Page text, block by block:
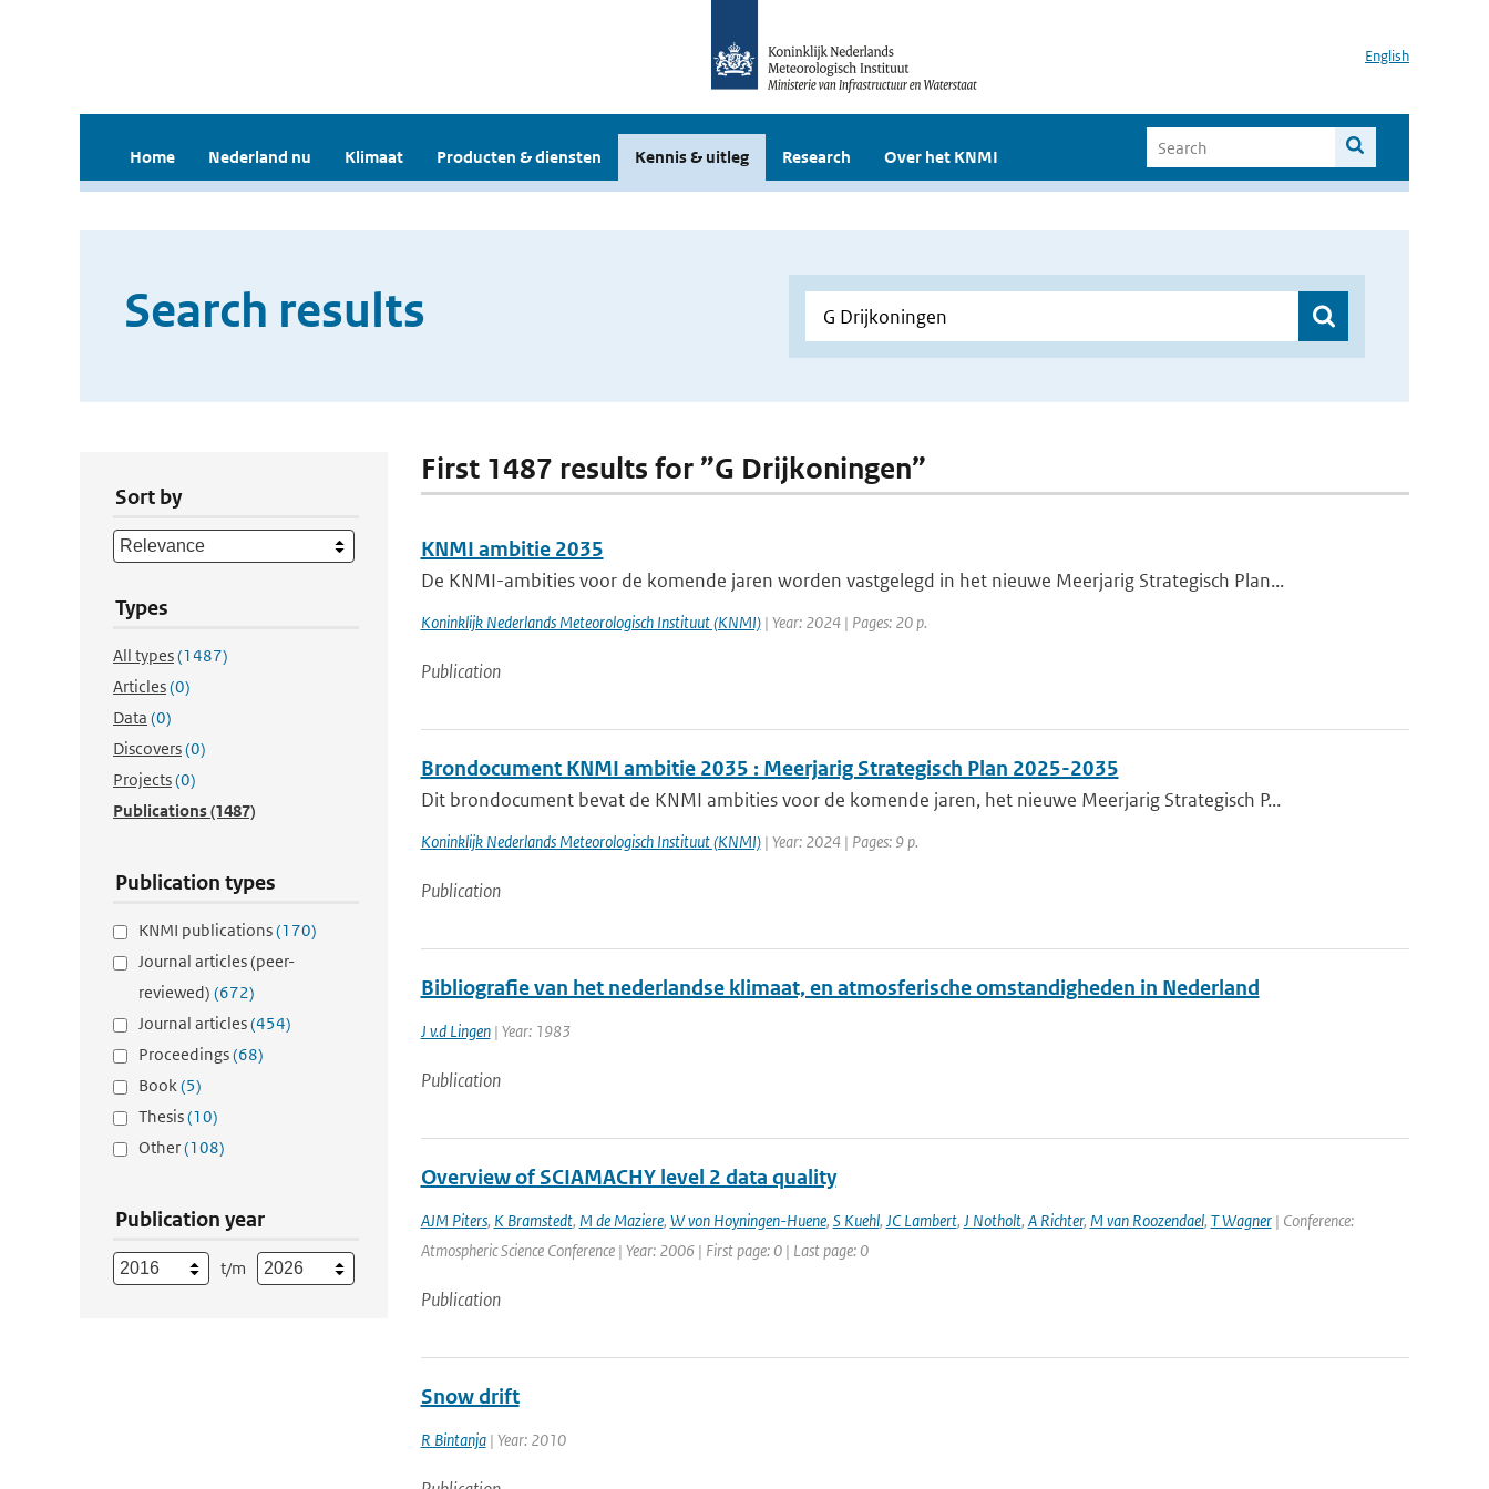
English
Home Nederland nu Klimaat Producten & diensten Kennis & uitleg Research Over het KNMI
Search results
Sort by
Types
All types(1487)
Articles(0)
Data (0)
Discovers(0)
Projects(0)
Publications(1487)
Publication types
KNMI publications(170)
Journal articles (peer-
reviewed) (672)
Journal articles(454)
Proceedings(68)
Book(5)
Thesis(10)
Other(108)
Publication year
t/m
First 1487 results for ”G Drijkoningen”
KNMI ambitie 2035
De KNMI-ambities voor de komende jaren worden vastgelegd in het nieuwe Meerjarig Strategisch Plan...
Koninklijk Nederlands Meteorologisch Instituut (KNMI)| Year: 2024 | Pages: 20 p.
Publication
Brondocument KNMI ambitie 2035 : Meerjarig Strategisch Plan 2025-2035
Dit brondocument bevat de KNMI ambities voor de komende jaren, het nieuwe Meerjarig Strategisch P...
Koninklijk Nederlands Meteorologisch Instituut (KNMI)| Year: 2024 | Pages: 9 p.
Publication
Bibliografie van het nederlandse klimaat, en atmosferische omstandigheden in Nederland
J v.d Lingen| Year: 1983
Publication
Overview of SCIAMACHY level 2 data quality
AJM Piters, K Bramstedt, M de Maziere, W von Hoyningen-Huene, S Kuehl, JC Lambert, J Notholt, A Richter, M van Roozendael, T Wagner| Conference:
Atmospheric Science Conference | Year: 2006 | First page: 0 | Last page: 0
Publication
Snow drift
R Bintanja| Year: 2010